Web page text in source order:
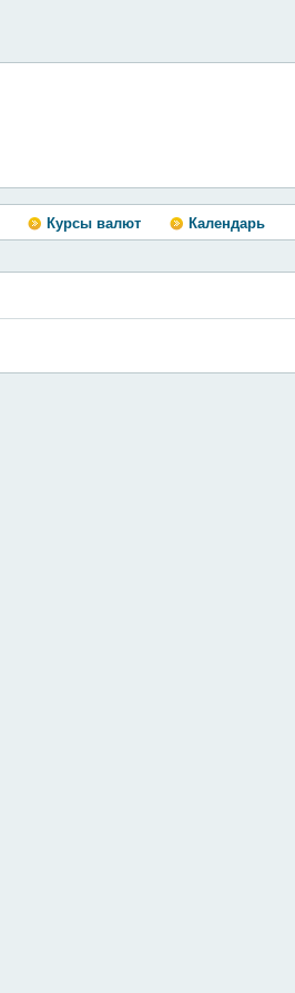
Курсы валют Календарь